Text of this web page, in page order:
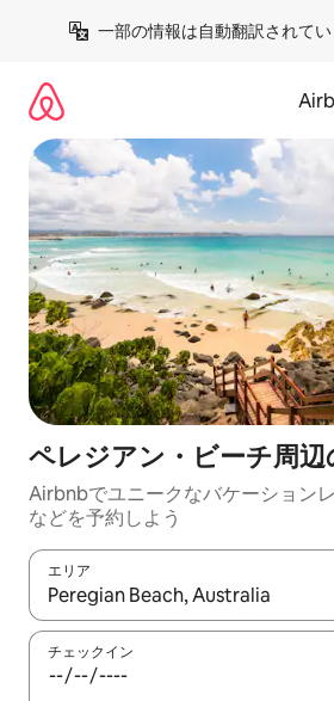
一部の情報は自動翻訳されてい
ペレジアン・ビーチ⁠周⁠辺⁠
Airbnbでユニークなバ⁠ケ⁠ー⁠シ⁠ョ⁠ン
な⁠ど⁠を予⁠約⁠し⁠よ⁠う
エリア
検索結果が表示されたら、上下の矢
チェックイン